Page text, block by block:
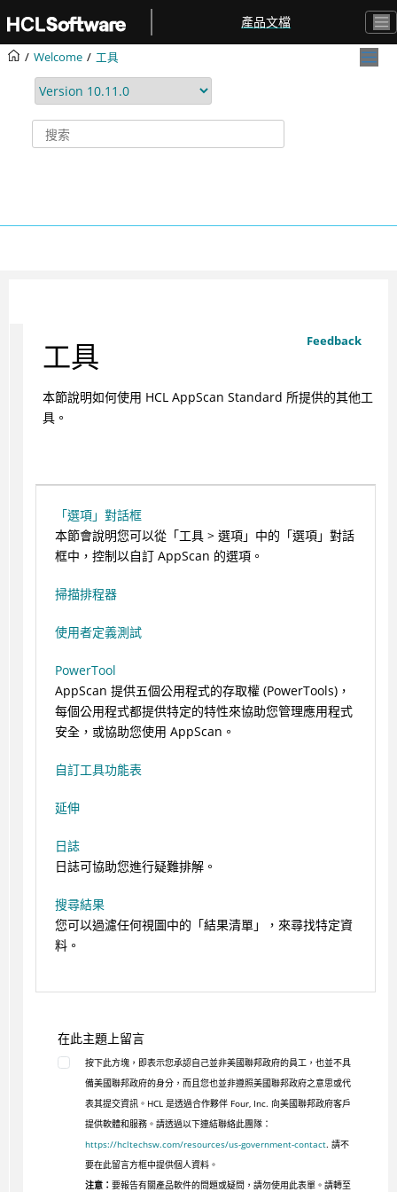
產品文檔
Welcome 工具
Feedback
工具
本節說明如何使用 HCL AppScan Standard 所提供的其他工
具。
「選項」對話框
本節會說明您可以從「工具 > 選項」中的「選項」對話
框中，控制以自訂 AppScan 的選項。
掃描排程器
使用者定義測試
PowerTool
AppScan 提供五個公用程式的存取權 (PowerTools)，
每個公用程式都提供特定的特性來協助您管理應用程式
安全，或協助您使用 AppScan 。
自訂工具功能表
延伸
日誌
日誌可協助您進行疑難排解。
搜尋結果
您可以過濾任何視圖中的「結果清單」，來尋找特定資
料。
在此主題上留言
按下此方塊，即表示您承認自己並非美國聯邦政府的員工，也並不具
備美國聯邦政府的身分，而且您也並非遵照美國聯邦政府之意思或代
表其提交資訊。HCL 是透過合作夥伴 Four, Inc. 向美國聯邦政府客戶
提供軟體和服務。請透過以下連結聯絡此團隊：
https://hcltechsw.com/resources/us-government-contact. 請不
要在此留言方框中提供個人資料。
注意： 要報告有關產品軟件的問題或疑問，請勿使用此表單。請轉至